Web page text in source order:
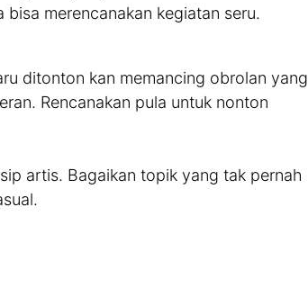
merencanakan kegiatan seru.
ditonton kan memancing obrolan yang
Rencanakan pula untuk nonton
artis. Bagaikan topik yang tak pernah